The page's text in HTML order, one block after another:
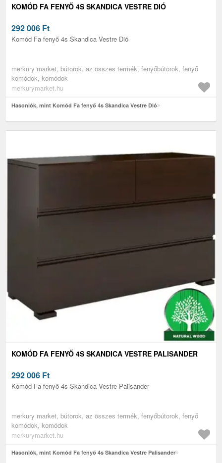
KOMÓD FA FENYŐ 4S SKANDICA VESTRE DIÓ
292 006 Ft
Komód Fa fenyő 4s Skandica Vestre Dió
merkury market, bútorok, az összes termék, fenyőbútorok, fenyő
komódok, komódok
merkurymarket.hu
Hasonlók, mint Komód Fa fenyő 4s Skandica Vestre Dió
KOMÓD FA FENYŐ 4S SKANDICA VESTRE PALISANDER
292 006 Ft
Komód Fa fenyő 4s Skandica Vestre Palisander
merkury market, bútorok, az összes termék, fenyőbútorok, fenyő
komódok, komódok
merkurymarket.hu
Hasonlók, mint Komód Fa fenyő 4s Skandica Vestre Palisander